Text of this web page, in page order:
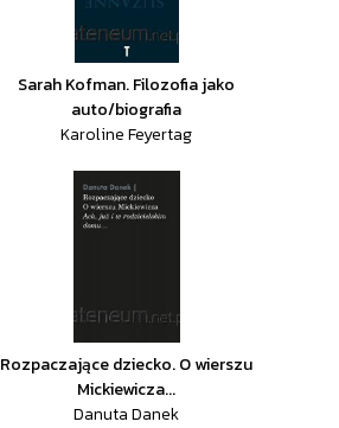
Sarah Kofman. Filozofia jako
auto/biografia
Karoline Feyertag
Rozpaczające dziecko. O wierszu
Mickiewicza...
Danuta Danek